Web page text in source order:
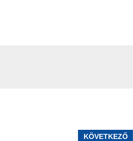
KÖVETKEZŐ